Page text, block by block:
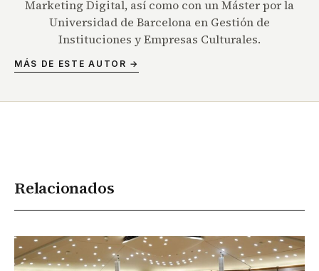
Marketing Digital, así como con un Máster por la
Universidad de Barcelona en Gestión de
Instituciones y Empresas Culturales.
MÁS DE ESTE AUTOR →
Relacionados